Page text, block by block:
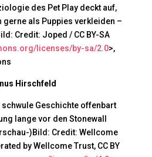
des Pet Play deckt auf,
gerne als Puppies verkleiden –
Credit: Joped / CC BY-SA
licenses/by-sa/2.0>,
Hirschfeld
Geschichte offenbart
lange vor den Stonewall
)Bild: Credit: Wellcome
by Wellcome Trust, CC BY